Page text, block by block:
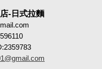
-日式拉麵